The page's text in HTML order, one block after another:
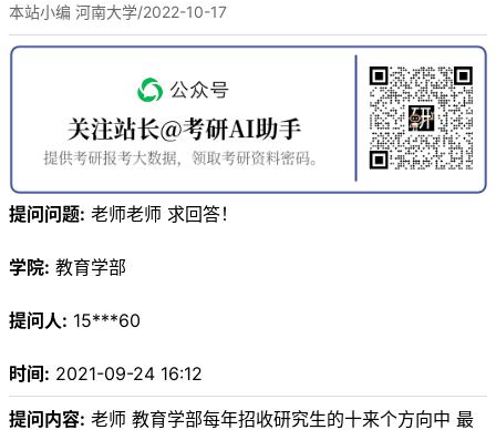
本站小编 河南大学/2022-10-17
提问问题: 老师老师 求回答！
学院: 教育学部
提问人: 15***60
时间: 2021-09-24 16:12
提问内容: 老师 教育学部每年招收研究生的十来个方向中 最